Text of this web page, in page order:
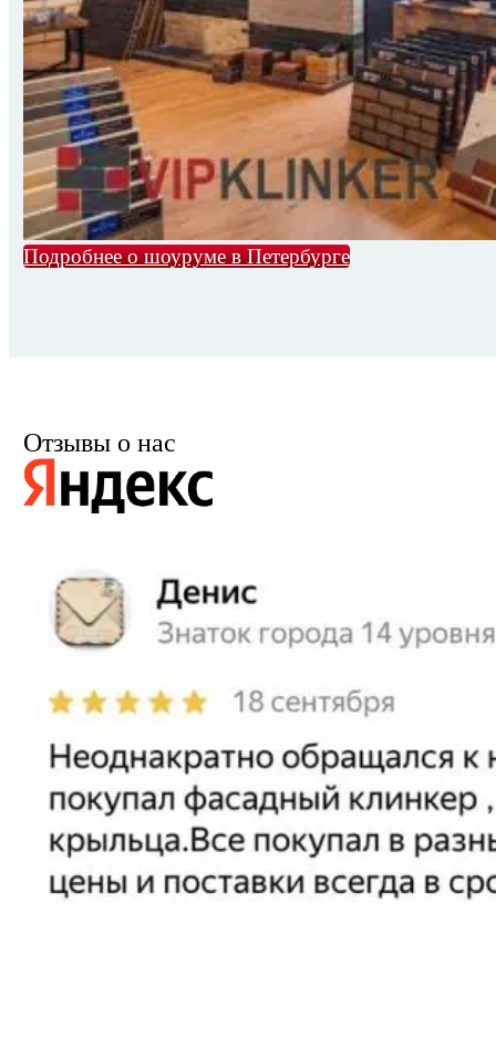
Подробнее о шоуруме в Петербурге
Отзывы о нас